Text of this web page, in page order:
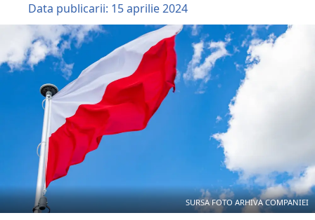
Data publicarii: 15 aprilie 2024
SURSA FOTO ARHIVA COMPANIEI